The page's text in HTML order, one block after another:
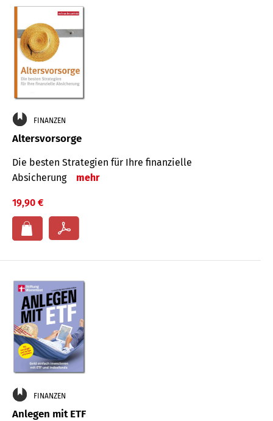
FINANZEN
Altersvorsorge
Die besten Strategien für Ihre finanzielle
Absicherung
mehr
19,90 €
FINANZEN
Anlegen mit ETF